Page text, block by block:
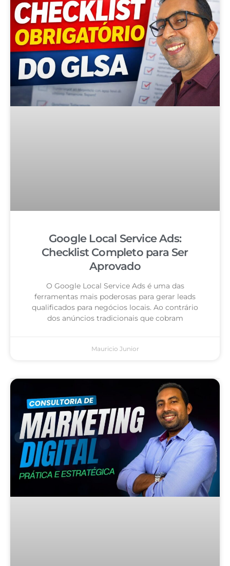
Google Local Service Ads:
Checklist Completo para Ser
Aprovado
O Google Local Service Ads é uma das
ferramentas mais poderosas para gerar leads
qualificados para negócios locais. Ao contrário
dos anúncios tradicionais que cobram
Mauricio Junior